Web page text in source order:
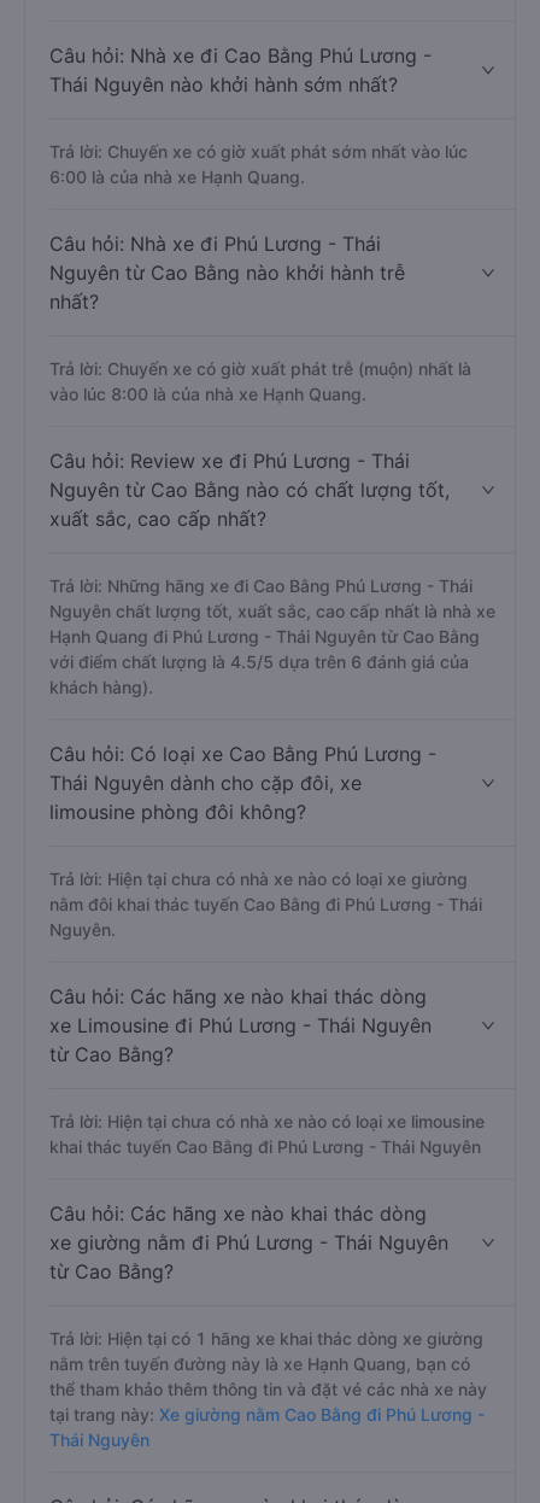
Câu hỏi: Nhà xe đi Cao Bằng Phú Lương -
Thái Nguyên nào khởi hành sớm nhất?
Trả lời: Chuyến xe có giờ xuất phát sớm nhất vào lúc
6:00 là của nhà xe Hạnh Quang.
Câu hỏi: Nhà xe đi Phú Lương - Thái
Nguyên từ Cao Bằng nào khởi hành trễ
nhất?
Trả lời: Chuyến xe có giờ xuất phát trễ (muộn) nhất là
vào lúc 8:00 là của nhà xe Hạnh Quang.
Câu hỏi: Review xe đi Phú Lương - Thái
Nguyên từ Cao Bằng nào có chất lượng tốt,
xuất sắc, cao cấp nhất?
Trả lời: Những hãng xe đi Cao Bằng Phú Lương - Thái
Nguyên chất lượng tốt, xuất sắc, cao cấp nhất là nhà xe
Hạnh Quang đi Phú Lương - Thái Nguyên từ Cao Bằng
với điểm chất lượng là 4.5/5 dựa trên 6 đánh giá của
khách hàng).
Câu hỏi: Có loại xe Cao Bằng Phú Lương -
Thái Nguyên dành cho cặp đôi, xe
limousine phòng đôi không?
Trả lời: Hiện tại chưa có nhà xe nào có loại xe giường
nằm đôi khai thác tuyến Cao Bằng đi Phú Lương - Thái
Nguyên.
Câu hỏi: Các hãng xe nào khai thác dòng
xe Limousine đi Phú Lương - Thái Nguyên
từ Cao Bằng?
Trả lời: Hiện tại chưa có nhà xe nào có loại xe limousine
khai thác tuyến Cao Bằng đi Phú Lương - Thái Nguyên
Câu hỏi: Các hãng xe nào khai thác dòng
xe giường nằm đi Phú Lương - Thái Nguyên
từ Cao Bằng?
Trả lời: Hiện tại có 1 hãng xe khai thác dòng xe giường
nằm trên tuyến đường này là xe Hạnh Quang, bạn có
thể tham khảo thêm thông tin và đặt vé các nhà xe này
tại trang này: Xe giường nằm Cao Bằng đi Phú Lương -
Thái Nguyên